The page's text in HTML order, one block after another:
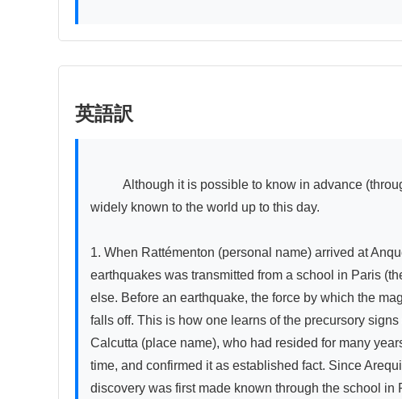
英語訳
widely known to the world up to this day.
1. When Rattémenton (personal name) arrived at
earthquakes was transmitted from a school in Paris
else. Before an earthquake, the force by which the
falls off. This is how one learns of the precursory
Calcutta (place name), who had resided for many
time, and confirmed it as established fact. Since
discovery was first made known through the school